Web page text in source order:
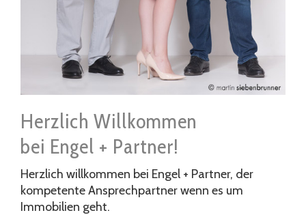
Herzlich Willkommen
bei Engel + Partner!
Herzlich willkommen bei Engel + Partner, der
kompetente Ansprechpartner wenn es um
Immobilien geht.